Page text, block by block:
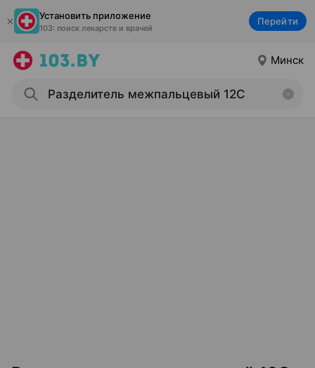
Установить приложение
103: поиск лекарств и врачей
Перейти
Минск